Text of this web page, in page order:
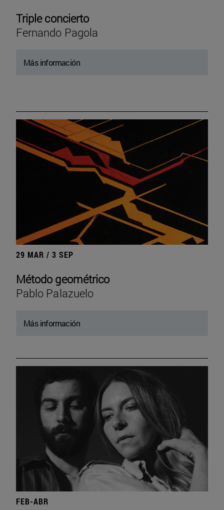
Triple concierto
Fernando Pagola
Más información
29 MAR / 3 SEP
Método geométrico
Pablo Palazuelo
Más información
FEB-ABR